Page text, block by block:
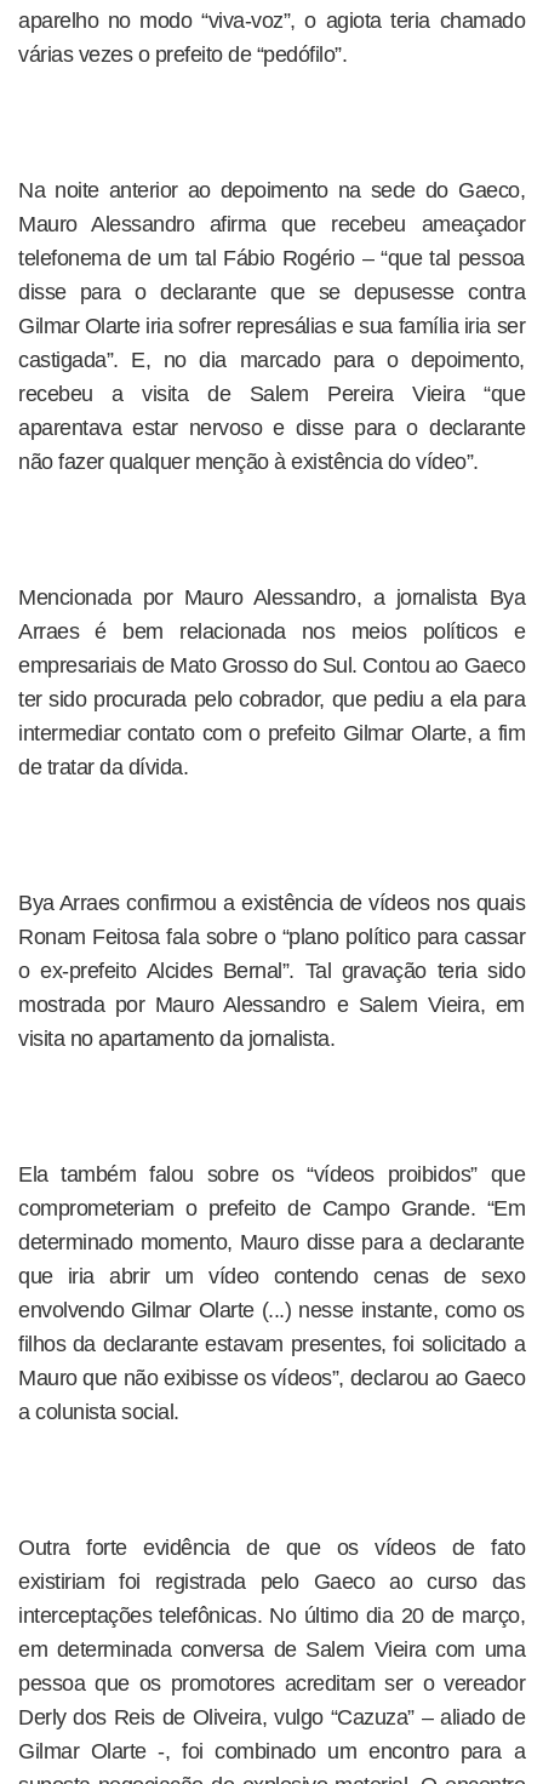
aparelho no modo “viva-voz”, o agiota teria chamado
várias vezes o prefeito de “pedófilo”.
Na noite anterior ao depoimento na sede do Gaeco,
Mauro Alessandro afirma que recebeu ameaçador
telefonema de um tal Fábio Rogério – “que tal pessoa
disse para o declarante que se depusesse contra
Gilmar Olarte iria sofrer represálias e sua família iria ser
castigada”. E, no dia marcado para o depoimento,
recebeu a visita de Salem Pereira Vieira “que
aparentava estar nervoso e disse para o declarante
não fazer qualquer menção à existência do vídeo”.
Mencionada por Mauro Alessandro, a jornalista Bya
Arraes é bem relacionada nos meios políticos e
empresariais de Mato Grosso do Sul. Contou ao Gaeco
ter sido procurada pelo cobrador, que pediu a ela para
intermediar contato com o prefeito Gilmar Olarte, a fim
de tratar da dívida.
Bya Arraes confirmou a existência de vídeos nos quais
Ronam Feitosa fala sobre o “plano político para cassar
o ex-prefeito Alcides Bernal”. Tal gravação teria sido
mostrada por Mauro Alessandro e Salem Vieira, em
visita no apartamento da jornalista.
Ela também falou sobre os “vídeos proibidos” que
comprometeriam o prefeito de Campo Grande. “Em
determinado momento, Mauro disse para a declarante
que iria abrir um vídeo contendo cenas de sexo
envolvendo Gilmar Olarte (...) nesse instante, como os
filhos da declarante estavam presentes, foi solicitado a
Mauro que não exibisse os vídeos”, declarou ao Gaeco
a colunista social.
Outra forte evidência de que os vídeos de fato
existiriam foi registrada pelo Gaeco ao curso das
interceptações telefônicas. No último dia 20 de março,
em determinada conversa de Salem Vieira com uma
pessoa que os promotores acreditam ser o vereador
Derly dos Reis de Oliveira, vulgo “Cazuza” – aliado de
Gilmar Olarte -, foi combinado um encontro para a